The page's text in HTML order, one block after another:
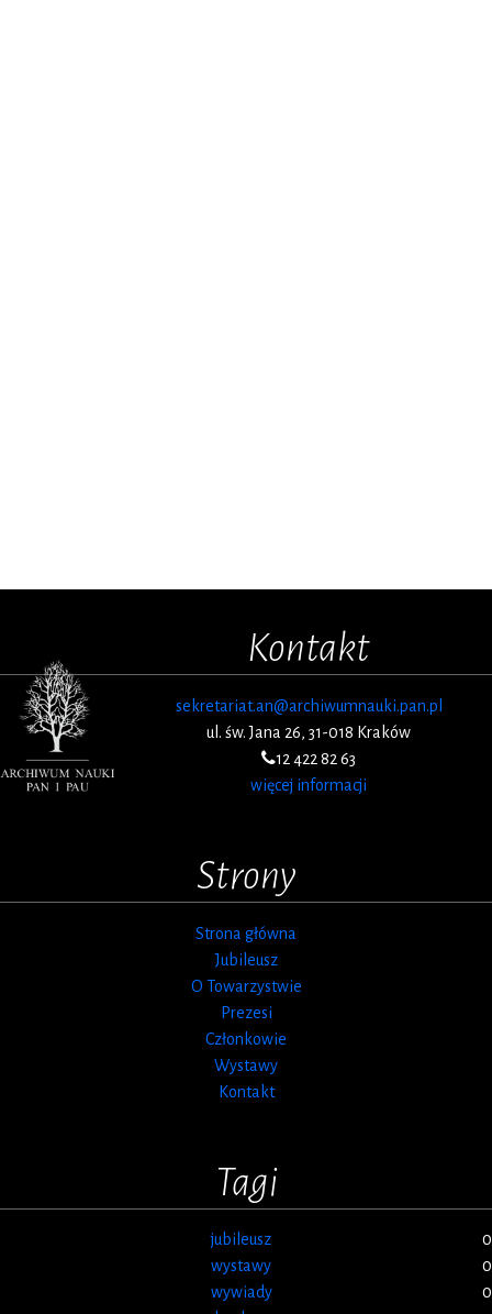
Kontakt
sekretariat.an@archiwumnauki.pan.pl
ul. św. Jana 26, 31-018 Kraków
12 422 82 63
więcej informacji
Strony
Strona główna
Jubileusz
O Towarzystwie
Prezesi
Członkowie
Wystawy
Kontakt
Tagi
jubileusz
0
wystawy
0
wywiady
0